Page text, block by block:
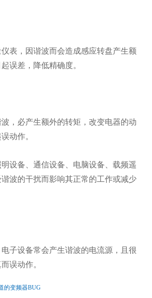
，因谐波而会造成感应转盘产生额
误差，降低精确度。
必产生额外的转矩，改变电器的动
动作。
备、通信设备、电脑设备、载频遥
波的干扰而影响其正常的工作或减少
设备常会产生谐波的电流源，且很
误动作。
的变频器BUG